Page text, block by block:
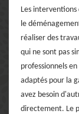
Les
le
réaliser des
qui ne sont pas
professionnels
adaptés pour la
avez besoin
directement. Le